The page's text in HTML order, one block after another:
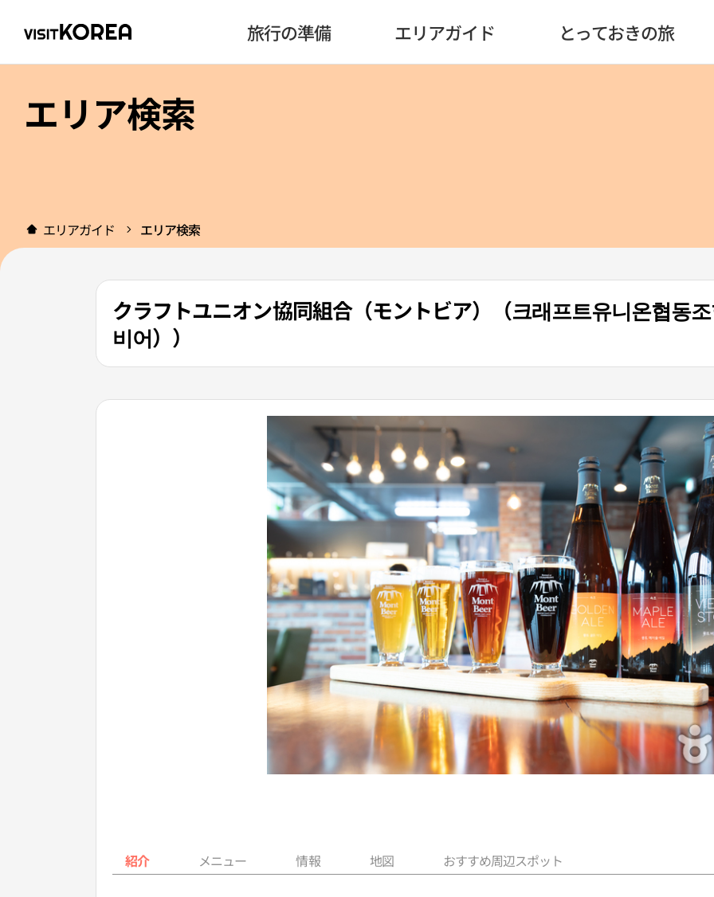
旅行の準備 エリアガイド とっておきの旅
エリア検索
エリアガイド エリア検索
クラフトユニオン協同組合（モントビア）（크래프트유니온협동
비어））
紹介 メニュー 情報 地図 おすすめ周辺スポット